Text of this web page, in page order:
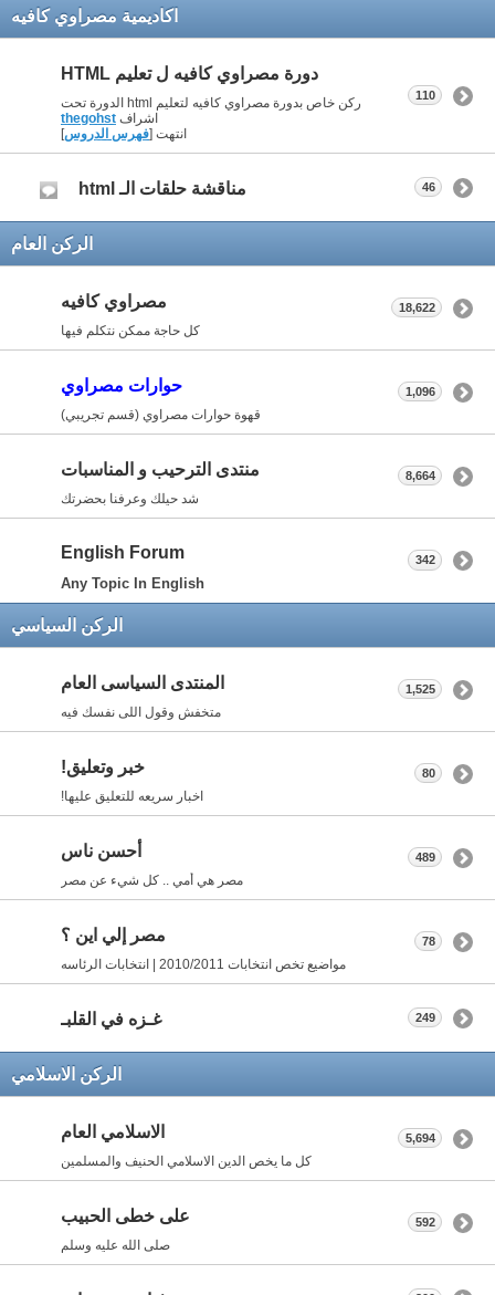
اكاديمية مصراوي كافيه
دورة مصراوي كافيه ل تعليم HTML
ركن خاص بدورة مصراوي كافيه لتعليم html الدورة تحت
اشراف thegohst
انتهت [فهرس الدروس]
110
مناقشة حلقات الـ html 46
الركن العام
مصراوي كافيه
كل حاجة ممكن نتكلم فيها
18,622
حوارات مصراوي
قهوة حوارات مصراوي (قسم تجريبي)
1,096
منتدى الترحيب و المناسبات
شد حيلك وعرفنا بحضرتك
8,664
English Forum
Any Topic In English
342
الركن السياسي
المنتدى السياسى العام
متخفش وقول اللى نفسك فيه
1,525
خبر وتعليق!
اخبار سريعه للتعليق عليها!
80
أحسن ناس
مصر هي أمي .. كل شيء عن مصر
489
مصر إلي اين ؟
مواضيع تخص انتخابات 2010/2011 | انتخابات الرئاسه
78
غـزه في القلبـ 249
الركن الاسلامي
الاسلامي العام
كل ما يخص الدين الاسلامي الحنيف والمسلمين
5,694
على خطى الحبيب
صلى الله عليه وسلم
592